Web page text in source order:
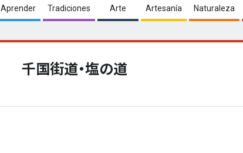
Aprender Tradiciones Arte Artesanía Naturaleza
千国街道・塩の道